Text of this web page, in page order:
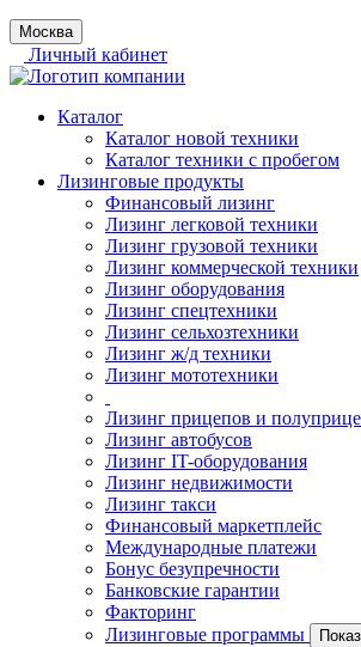
Москва
Личный кабинет
Каталог
Каталог новой техники
Каталог техники с пробегом
Лизинговые продукты
Финансовый лизинг
Лизинг легковой техники
Лизинг грузовой техники
Лизинг коммерческой техники
Лизинг оборудования
Лизинг спецтехники
Лизинг сельхозтехники
Лизинг ж/д техники
Лизинг мототехники
Лизинг прицепов и
Лизинг автобусов
Лизинг IT-оборудования
Лизинг недвижимости
Лизинг такси
Финансовый маркетплейс
Международные платежи
Бонус безупречности
Банковские гарантии
Факторинг
Лизинговые программы